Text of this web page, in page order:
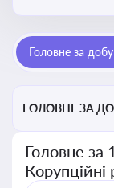
Головне за
ГОЛОВНЕ ЗА
Головне за